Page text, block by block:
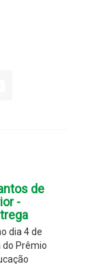
de
-
dia 4 de
Prêmio